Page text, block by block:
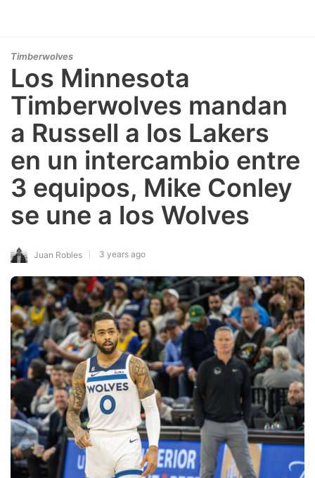
Timberwolves
Los Minnesota
Timberwolves mandan
a Russell a los Lakers
en un intercambio entre
3 equipos, Mike Conley
se une a los Wolves
Juan Robles 3 years ago